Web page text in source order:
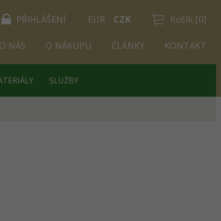
PŘIHLÁŠENÍ Košík [0]
EUR CZK
O NÁS O NÁKUPU ČLÁNKY KONTAKT
SLUŽBY